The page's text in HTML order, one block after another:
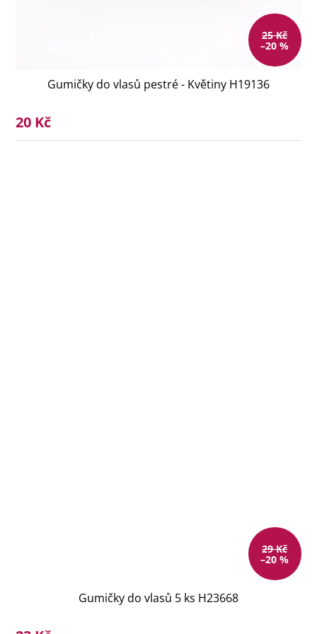
25 Kč
–20 %
Gumičky do vlasů pestré - Květiny H19136
20 Kč
29 Kč
–20 %
Gumičky do vlasů 5 ks H23668